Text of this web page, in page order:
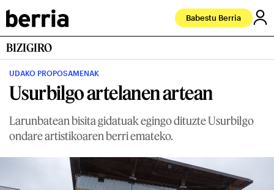
Babestu Berria
BIZIGIRO
UDAKO PROPOSAMENAK
Usurbilgo artelanen artean
Larunbatean bisita gidatuak egingo dituzte Usurbilgo
ondare artistikoaren berri emateko.